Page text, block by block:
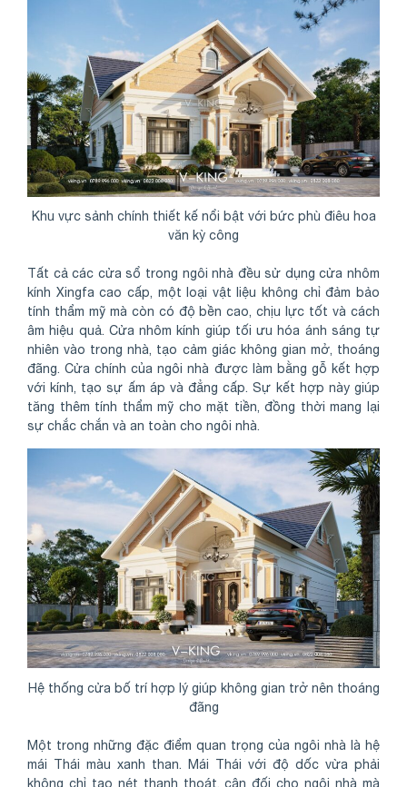
Khu vực sảnh chính thiết kế nổi bật với bức phù điêu hoa
văn kỳ công
Tất cả các cửa sổ trong ngôi nhà đều sử dụng cửa nhôm
kính Xingfa cao cấp, một loại vật liệu không chỉ đảm bảo
tính thẩm mỹ mà còn có độ bền cao, chịu lực tốt và cách
âm hiệu quả. Cửa nhôm kính giúp tối ưu hóa ánh sáng tự
nhiên vào trong nhà, tạo cảm giác không gian mở, thoáng
đãng. Cửa chính của ngôi nhà được làm bằng gỗ kết hợp
với kính, tạo sự ấm áp và đẳng cấp. Sự kết hợp này giúp
tăng thêm tính thẩm mỹ cho mặt tiền, đồng thời mang lại
sự chắc chắn và an toàn cho ngôi nhà.
Hệ thống cửa bố trí hợp lý giúp không gian trở nên thoáng
đãng
Một trong những đặc điểm quan trọng của ngôi nhà là hệ
mái Thái màu xanh than. Mái Thái với độ dốc vừa phải
không chỉ tạo nét thanh thoát, cân đối cho ngôi nhà mà